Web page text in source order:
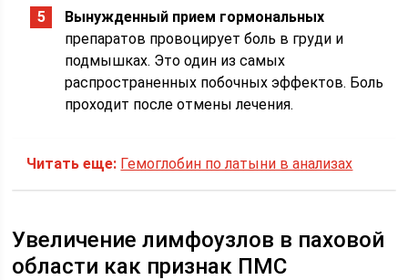
Вынужденный прием гормональных
препаратов провоцирует боль в груди и
подмышках. Это один из самых
распространенных побочных эффектов. Боль
проходит после отмены лечения.
Читать еще: Гемоглобин по латыни в анализах
Увеличение лимфоузлов в паховой
области как признак ПМС